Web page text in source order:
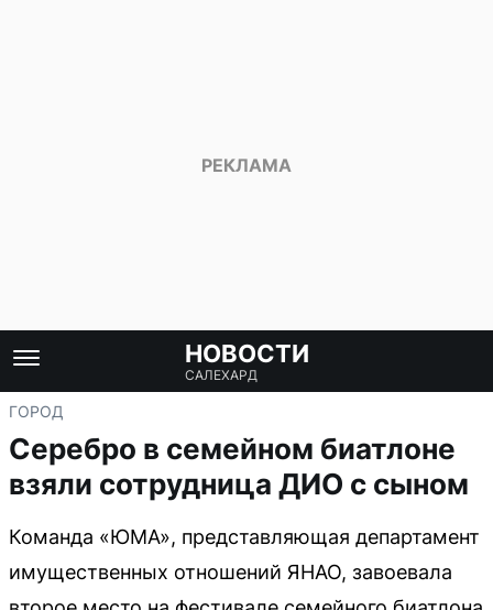
НОВОСТИ
САЛЕХАРД
ГОРОД
Серебро в семейном биатлоне
взяли сотрудница ДИО с сыном
Команда «ЮМА», представляющая департамент
имущественных отношений ЯНАО, завоевала